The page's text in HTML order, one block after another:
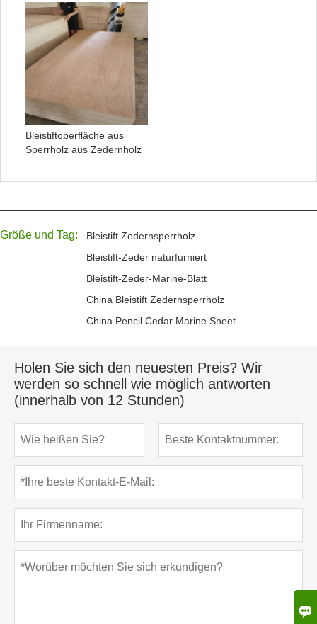
Bleistiftoberfläche aus
Sperrholz aus Zedernholz
Größe und Tag:
Bleistift Zedernsperrholz
Bleistift-Zeder naturfurniert
Bleistift-Zeder-Marine-Blatt
China Bleistift Zedernsperrholz
China Pencil Cedar Marine Sheet
Holen Sie sich den neuesten Preis? Wir
werden so schnell wie möglich antworten
(innerhalb von 12 Stunden)
